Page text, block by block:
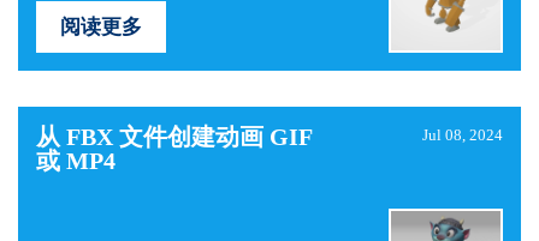
阅读更多
从 FBX 文件创建动画 GIF
或 MP4
Jul 08, 2024